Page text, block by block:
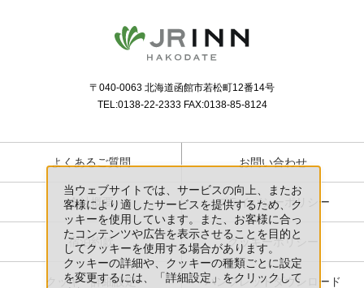
〒040-0063 北海道函館市若松町12番14号
TEL:0138-22-2333 FAX:0138-85-8124
よくあるご質問 お問い合わせ
会社概要 プライバシーポリシー
宿泊約款 クッキーポリシー
クッキー詳細設定 パンフレットダウンロード
当ウェブサイトでは、サービスの向上、またお
客様により適したサービスを提供するため、ク
ッキーを使用しています。また、お客様に合っ
たコンテンツや広告を表示させることを目的と
してクッキーを使用する場合があります。
クッキーの詳細や、クッキーの種類ごとに設定
を変更するには、「詳細設定」をクリックして